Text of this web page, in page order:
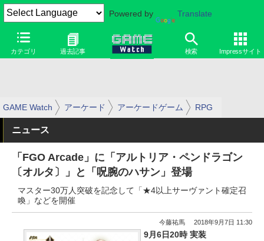
Powered by Translate
カテゴリ 過去記事 検索 Impressサイト
GAME Watch アーケード アーケードゲーム RPG
ニュース
「FGO Arcade」に「アルトリア・ペンドラゴン
〔オルタ〕」と「呪腕のハサン」登場
マスター30万人突破を記念して「★4以上サーヴァント確定召
喚」などを開催
今藤祐馬 2018年9月7日 11:30
9月6日20時 実装